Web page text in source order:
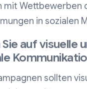
mit Wettbewerben
in sozialen
auf visuelle
sollten